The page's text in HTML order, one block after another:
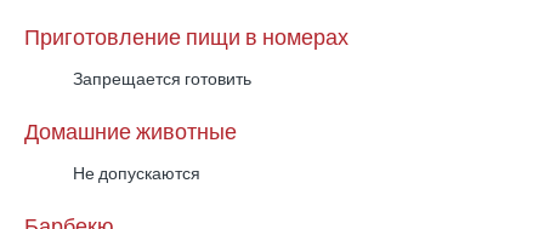
Приготовление пищи в номерах
Запрещается готовить
Домашние животные
Не допускаются